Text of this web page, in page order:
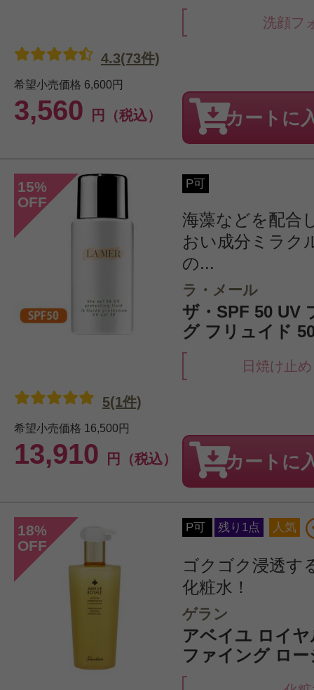
洗顔フ
希望小売価格 6,600円
3,560 円（税込）
4.3(73件)
カートに
15%
OFF
P可
海藻などを配合
おい成分ミラク
の...
ラ・メール
ザ・SPF 50 UV
グ フリュイド
日焼け止
希望小売価格 16,500円
13,910 円（税込）
5(1件)
カートに
18%
OFF
P可 残り1点 人気
ゴクゴク浸透す
化粧水！
ゲラン
アベイユ ロイ
ファイング ロ